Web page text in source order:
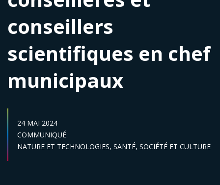
conseillers
scientifiques en chef
municipaux
DATE DE PUBLICATION :
24 MAI 2024
Catégories :
COMMUNIQUÉ
Secteur :
NATURE ET TECHNOLOGIES, SANTÉ, SOCIÉTÉ ET CULTURE